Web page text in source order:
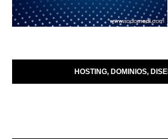
HOSTING, DOMINIOS,